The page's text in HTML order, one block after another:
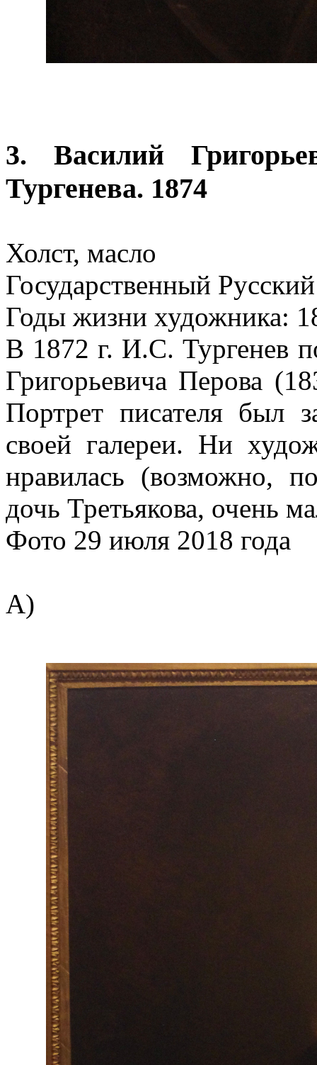
3. Василий
Тургенева. 1874
Холст, масло
Государственный
Годы жизни художника:
В 1872 г. И.С. Тургенев
Григорьевича Перова
Портрет писателя был
своей галереи. Ни
нравилась (возможно,
дочь Третьякова, очень
Фото 29 июля 2018 года
А)